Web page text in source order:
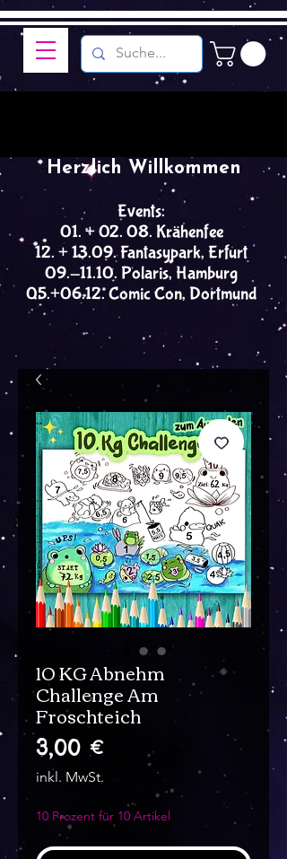
Events:
01. + 02. 08. Krähenfee
12. + 13.09. Fantasypark, Erfurt
09.-11.10. Polaris, Hamburg
05.+06.12. Comic Con, Dortmund
Herzlich Willkommen
10 KG Abnehm
Challenge Am
Froschteich
3,00 €Preis
inkl. MwSt.
10 Prozent für 10 Artikel